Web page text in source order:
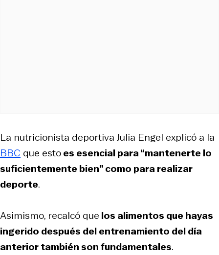
La nutricionista deportiva Julia Engel explicó a la
BBC que estoes esencial para “mantenerte lo
suficientemente bien” como para realizar
deporte.
Asimismo, recalcó que los alimentos que hayas
ingerido después del entrenamiento del día
anterior también son fundamentales.